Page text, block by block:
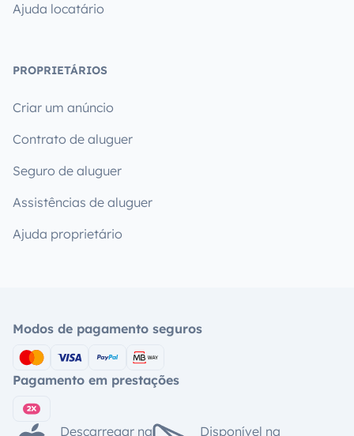
Ajuda locatário
PROPRIETÁRIOS
Criar um anúncio
Contrato de aluguer
Seguro de aluguer
Assistências de aluguer
Ajuda proprietário
Modos de pagamento seguros
Pagamento em prestações
Descarregar na Disponível na